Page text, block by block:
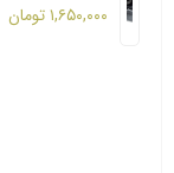
۱,۶۵۰,۰۰۰تومان